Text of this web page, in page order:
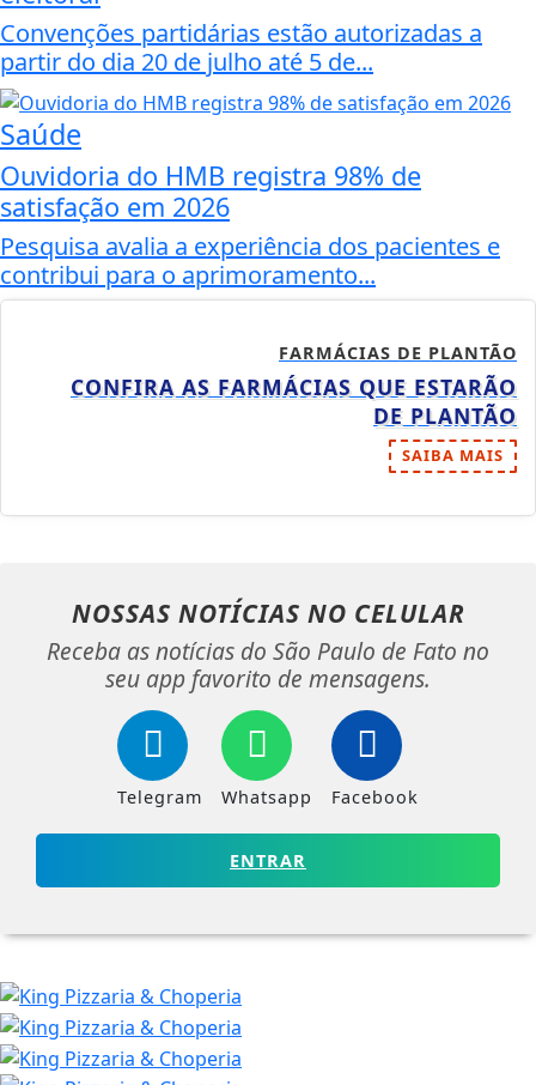
Convenções partidárias estão autorizadas a
partir do dia 20 de julho até 5 de...
Saúde
Ouvidoria do HMB registra 98% de
satisfação em 2026
Pesquisa avalia a experiência dos pacientes e
contribui para o aprimoramento...
FARMÁCIAS DE PLANTÃO
CONFIRA AS FARMÁCIAS QUE ESTARÃO
DE PLANTÃO
SAIBA MAIS
NOSSAS NOTÍCIAS NO CELULAR
Receba as notícias do São Paulo de Fato no
seu app favorito de mensagens.
Telegram Whatsapp Facebook
ENTRAR